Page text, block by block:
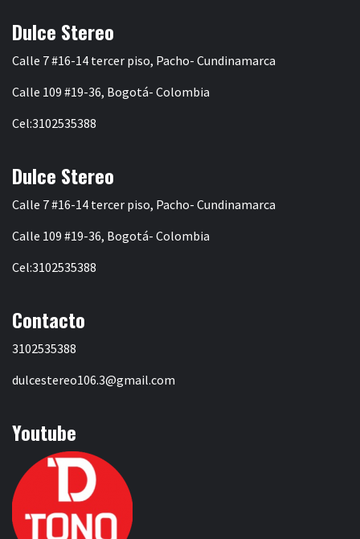
Dulce Stereo
Calle 7 #16-14 tercer piso, Pacho- Cundinamarca
Calle 109 #19-36, Bogotá- Colombia
Cel:3102535388
Dulce Stereo
Calle 7 #16-14 tercer piso, Pacho- Cundinamarca
Calle 109 #19-36, Bogotá- Colombia
Cel:3102535388
Contacto
3102535388
dulcestereo106.3@gmail.com
Youtube